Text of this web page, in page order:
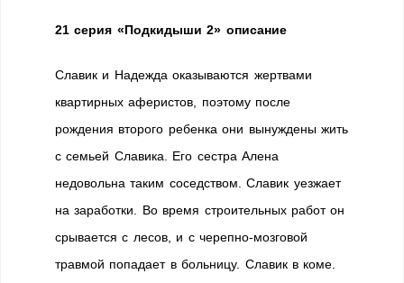
21 серия «Подкидыши 2» описание
Славик и Надежда оказываются жертвами
квартирных аферистов, поэтому после
рождения второго ребенка они вынуждены жить
с семьей Славика. Его сестра Алена
недовольна таким соседством. Славик уезжает
на заработки. Во время строительных работ он
срывается с лесов, и с черепно-мозговой
травмой попадает в больницу. Славик в коме.